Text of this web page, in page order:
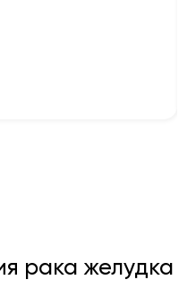
рака желудка